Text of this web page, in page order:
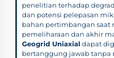
penelitian terhadap
dan potensi pelepasan
bahan pertimbangan saat
pemeliharaan dan akhir
Geogrid Uniaxial dapat
bertanggung jawab tanpa